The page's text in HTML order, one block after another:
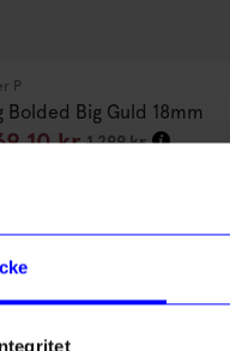
P
Bolded Big Guld 18mm
kr 1 299kr
Anmäl dig till vårt
och unika